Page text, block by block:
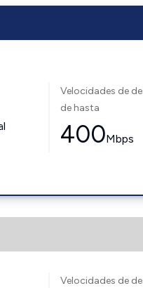
Velocidades de
de hasta
400Mbps
Velocidades de